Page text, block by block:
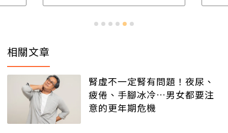
相關文章
腎虛不一定腎有問題！夜尿、
疲倦、手腳冰冷…男女都要注
意的更年期危機